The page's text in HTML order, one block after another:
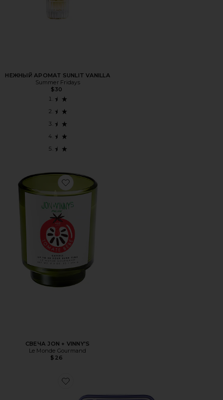
НЕЖНЫЙ АРОМАТ SUNLIT VANILLA
Summer Fridays
$30
Favorite СВЕЧА JON + VINNY'S
СВЕЧА JON + VINNY'S
Le Monde Gourmand
$26
Favorite ДОРОЖНЫЙ НАБОР DELICIA DRENCH JET SET